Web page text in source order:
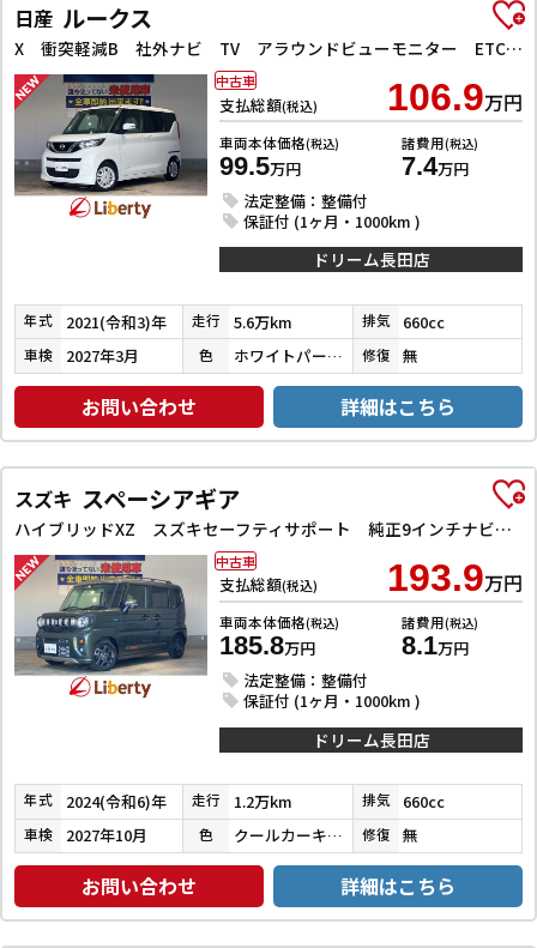
日産 ルークス
X 衝突軽減B 社外ナビ TV アラウンドビューモニター ETC 左パワースライドドア スマートキー プッシュスタート アイドリングストップ ステアリングスイッチ タッチパネルオートエアコン
支払総額(税込) 106.9万円
車両本体価格(税込)
99.5万円
諸費用(税込)
7.4万円
法定整備：整備付
保証付 (1ヶ月・1000km )
中古車
ドリーム長田店
年式 2021(令和3)年 走行 5.6万km 排気 660cc
車検 2027年3月 色 ホワイトパール３コートパール 修復 無
お問い合わせ 詳細はこちら
スズキ スペーシアギア
ハイブリッドXZ スズキセーフティサポート 純正9インチナビ TV Bluetooth対応 全方位カメラ 両側自動ドア ヘッドアップディスプレイ アダプティブクルーズコントロール ステアリングヒーター LEDヘッドライ
支払総額(税込) 193.9万円
車両本体価格(税込)
185.8万円
諸費用(税込)
8.1万円
法定整備：整備付
保証付 (1ヶ月・1000km )
中古車
ドリーム長田店
年式 2024(令和6)年 走行 1.2万km 排気 660cc
車検 2027年10月 色 クールカーキパールメタリック／ガンメタリック 修復 無
お問い合わせ 詳細はこちら